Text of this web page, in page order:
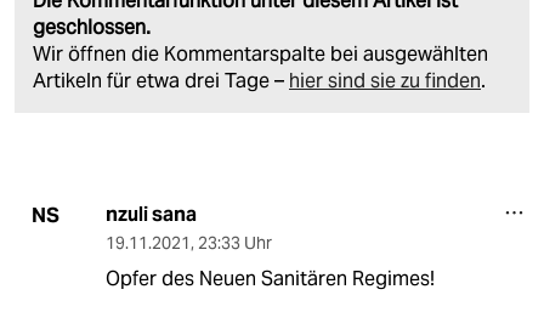
geschlossen.
Wir öffnen die Kommentarspalte bei ausgewählten
Artikeln für etwa drei Tage – hier sind sie zu finden.
NS nzuli sana
19.11.2021, 23:33 Uhr
Opfer des Neuen Sanitären Regimes!